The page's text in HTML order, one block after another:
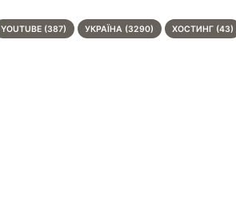
YOUTUBE (387) УКРАЇНА (3290) ХОСТИНГ (43)